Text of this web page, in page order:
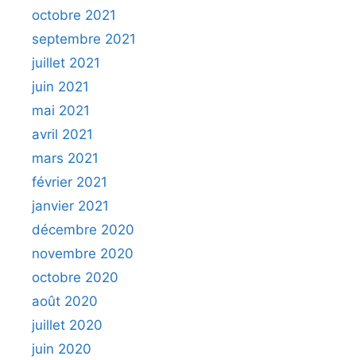
octobre 2021
septembre 2021
juillet 2021
juin 2021
mai 2021
avril 2021
mars 2021
février 2021
janvier 2021
décembre 2020
novembre 2020
octobre 2020
août 2020
juillet 2020
juin 2020